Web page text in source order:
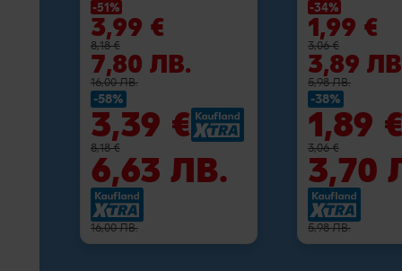
-51%
3,99 €
8,18 €
7,80 ЛВ.
16,00 ЛВ.
-58%
3,39 €
8,18 €
6,63 ЛВ.
16,00 ЛВ.
-34%
1,99 €
3,06 €
3,89
5,98 ЛВ.
-38%
1,89 €
3,06 €
3,70
5,98 ЛВ.